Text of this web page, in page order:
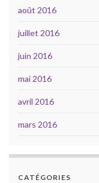
août 2016
juillet 2016
juin 2016
mai 2016
avril 2016
mars 2016
CATÉGORIES